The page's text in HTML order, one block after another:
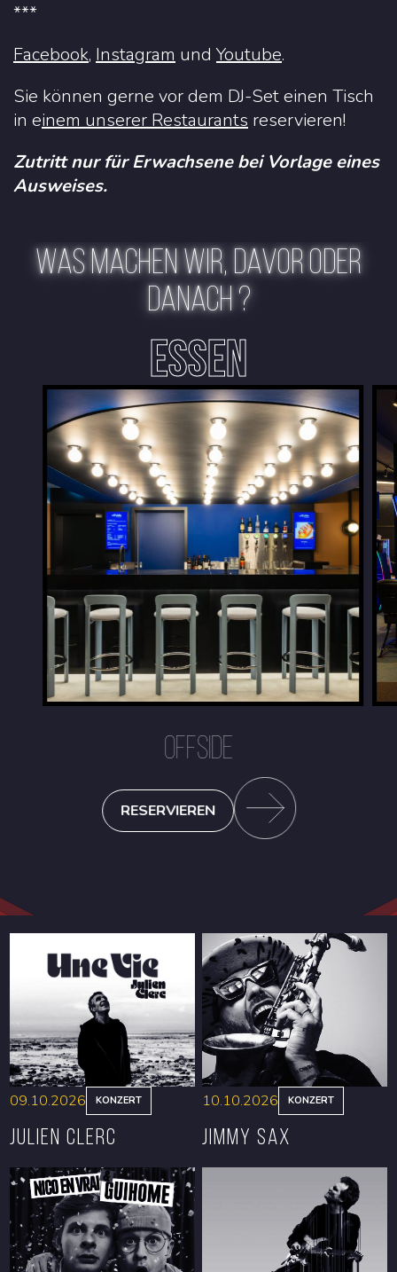
***
Facebook, Instagram und Youtube.
Sie können gerne vor dem DJ-Set einen Tisch
in einem unserer Restaurants reservieren!
Zutritt nur für Erwachsene bei Vorlage eines
Ausweises.
WAS MACHEN WIR, DAVOR ODER
DANACH ?
ESSEN
OFFSIDE
RESERVIEREN
RESERVIEREN
09.10.2026 KONZERT
Julien Clerc
RESERVIEREN
10.10.2026 KONZERT
Jimmy Sax